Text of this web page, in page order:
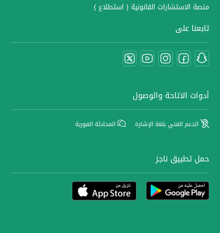
منصة الاستشارات القانونية ( استطلاع )
تابعنا على
أدوات الاتاحة والوصول
الدعم الفني بلغة الإشارة المحادثة الفورية
حمل تطبيق ناجز